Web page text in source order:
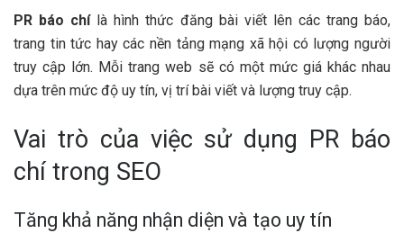
PR báo chílà hình thức đăng bài viết lên các trang báo,
trang tin tức hay các nền tảng mạng xã hội có lượng người
truy cập lớn. Mỗi trang web sẽ có một mức giá khác nhau
dựa trên mức độ uy tín, vị trí bài viết và lượng truy cập.
Vai trò của việc sử dụng PR báo
chí trong SEO
Tăng khả năng nhận diện và tạo uy tín